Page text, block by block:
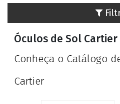
Óculos de Sol Cartier
Conheça o Catálogo
Cartier